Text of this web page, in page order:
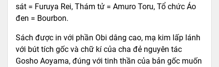
sát = Furuya Rei, Thám tử = Amuro Toru, Tổ chức Áo
đen = Bourbon.
Sách được in với phần Obi dâng cao, mạ kim lấp lánh
với bút tích gốc và chữ kí của cha đẻ nguyên tác
Gosho Aoyama, đúng với tinh thần của bản gốc muốn